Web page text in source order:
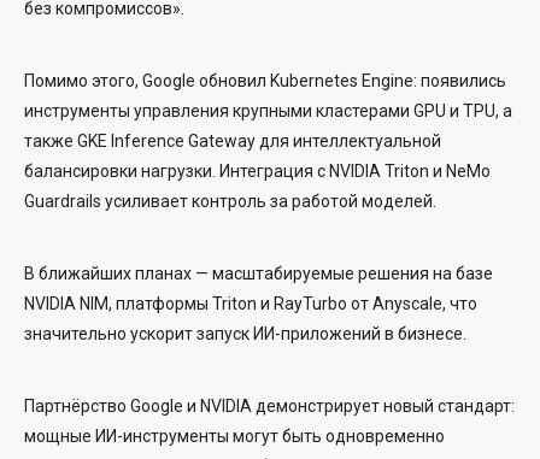
без компромиссов».
Помимо этого, Google обновил Kubernetes Engine: появились
инструменты управления крупными кластерами GPU и TPU, а
также GKE Inference Gateway для интеллектуальной
балансировки нагрузки. Интеграция с NVIDIA Triton и NeMo
Guardrails усиливает контроль за работой моделей.
В ближайших планах — масштабируемые решения на базе
NVIDIA NIM, платформы Triton и RayTurbo от Anyscale, что
значительно ускорит запуск ИИ-приложений в бизнесе.
Партнёрство Google и NVIDIA демонстрирует новый стандарт:
мощные ИИ-инструменты могут быть одновременно